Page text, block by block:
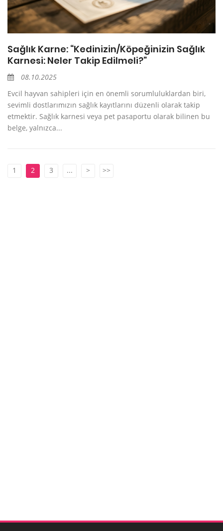
Sağlık Karne: “Kedinizin/Köpeğinizin Sağlık
Karnesi: Neler Takip Edilmeli?”
08.10.2025
Evcil hayvan sahipleri için en önemli sorumluluklardan biri,
sevimli dostlarımızın sağlık kayıtlarını düzenli olarak takip
etmektir. Sağlık karnesi veya pet pasaportu olarak bilinen bu
belge, yalnızca...
1 2 3 ... > >>